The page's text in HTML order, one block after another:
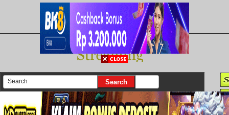
There are currently 25662 movies on our website
Login